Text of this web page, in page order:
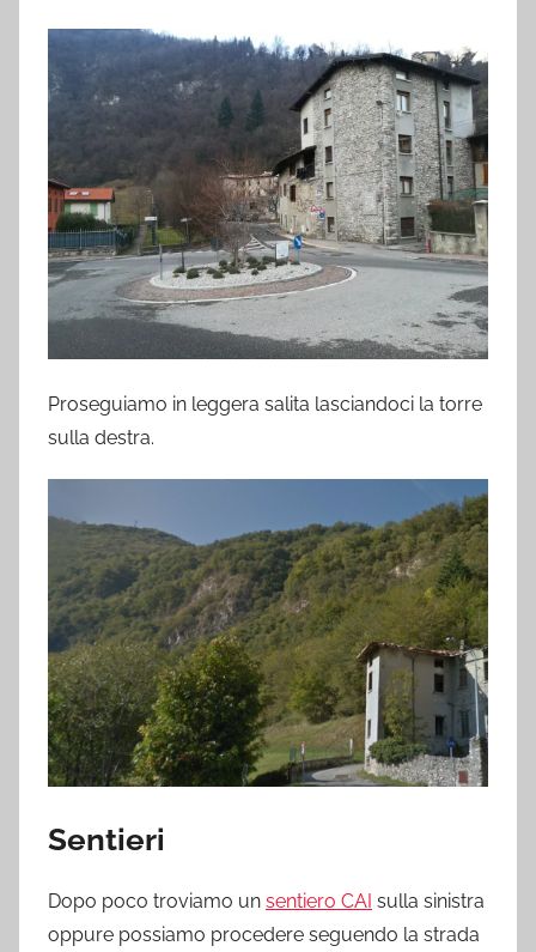
Proseguiamo in leggera salita lasciandoci la torre
sulla destra.
Sentieri
Dopo poco troviamo un sentiero CAI sulla sinistra
oppure possiamo procedere seguendo la strada